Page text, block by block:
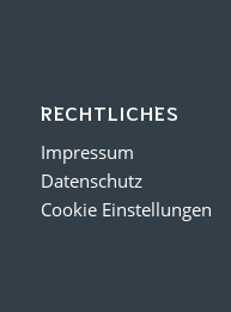
RECHTLICHES
Impressum
Datenschutz
Cookie Einstellungen